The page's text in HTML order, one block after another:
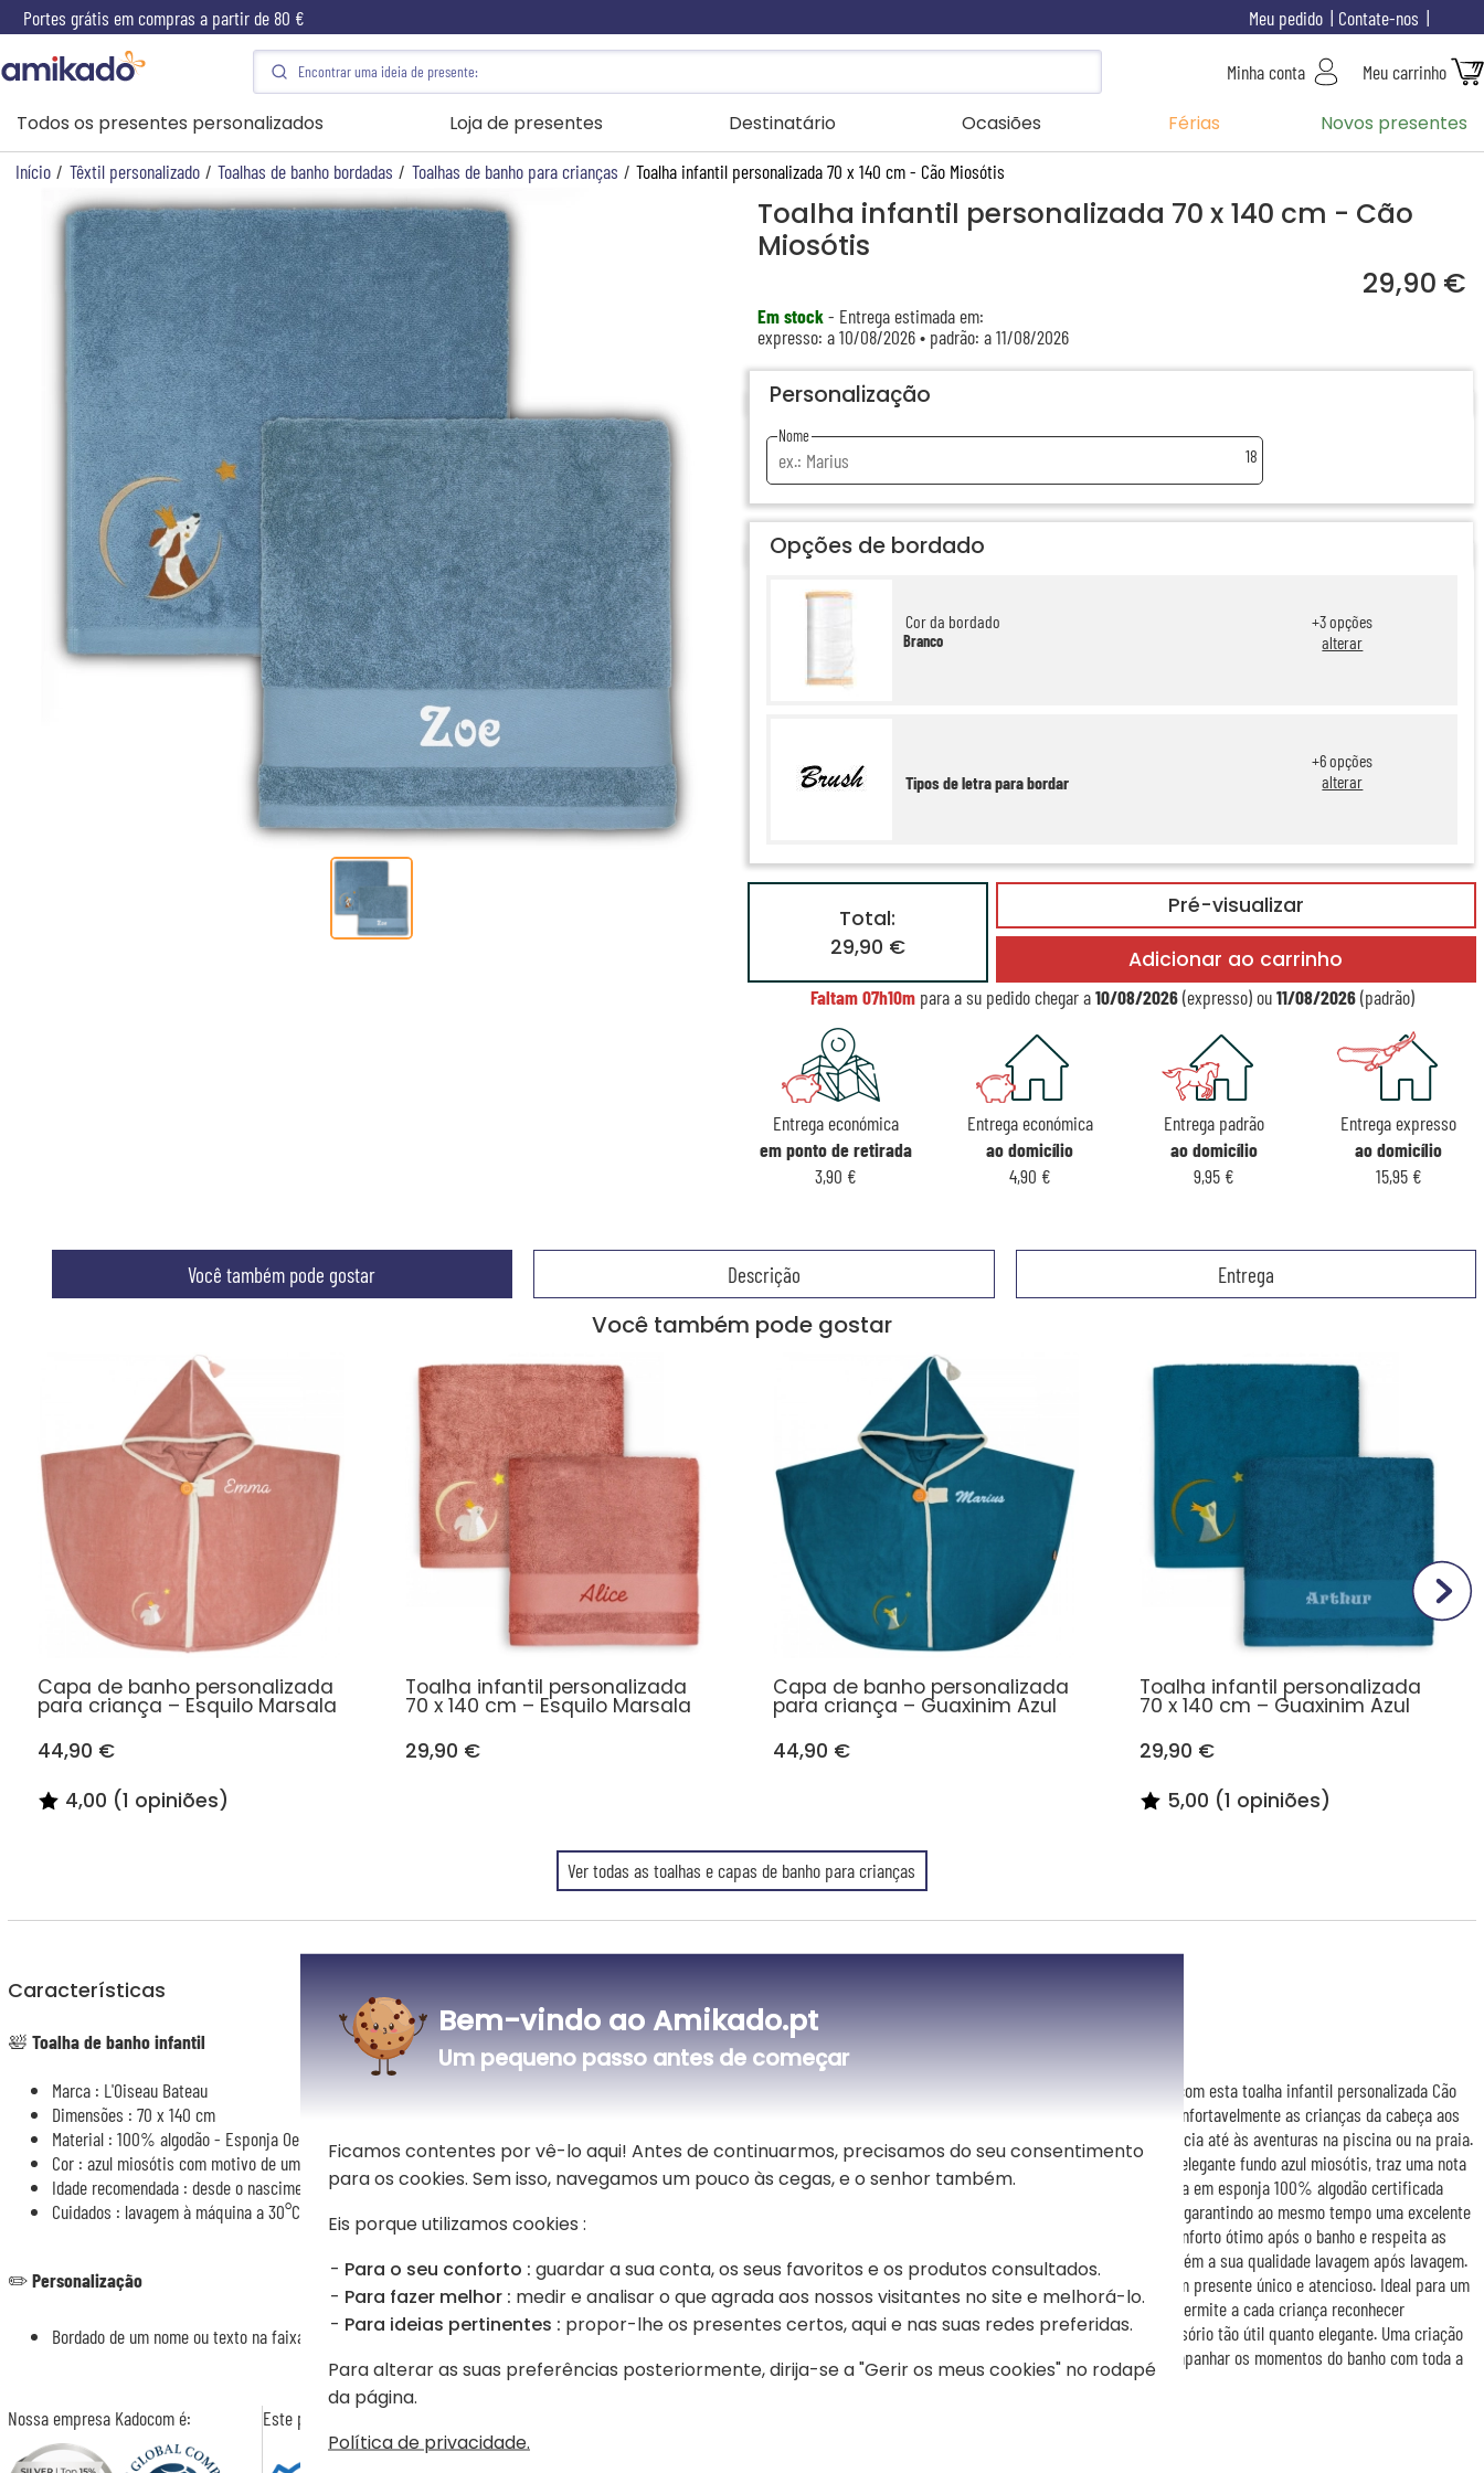
Portes grátis em compras a partir de 80 € Contate-nos
Meu pedido
Minha conta Meu carrinho
Todos os presentes personalizados Loja de presentes Destinatário Ocasiões Férias Novos presentes
Início / Têxtil personalizado / Toalhas de banho bordadas / Toalhas de banho para crianças / Toalha infantil personalizada 70 x 140 cm - Cão Miosótis
Toalha infantil personalizada 70 x 140 cm - Cão
Miosótis
29,90 €
Em stock- Entrega estimada em:
expresso: a 10/08/2026 • padrão: a 11/08/2026
Personalização
Nome
18
Opções de bordado
Cor da bordado
Branco
+3opções
alterar
Tipos de letra para bordar
+6opções
alterar
Pré-visualizar
Total:
29,90 €
Adicionar ao carrinho
Faltam07h10mpara a su pedido chegar a10/08/2026(expresso) ou11/08/2026(padrão)
Entrega económica
em ponto de retirada
3,90 €
Entrega económica
ao domicílio
4,90 €
Entrega padrão
ao domicílio
9,95 €
Entrega expresso
ao domicílio
15,95 €
Você também pode gostar Descrição Entrega
Você também pode gostar
Capa de banho personalizada
para criança – Esquilo Marsala
44,90 €
4,00 (1 opiniões)
Toalha infantil personalizada
70 x 140 cm – Esquilo Marsala
29,90 €
Capa de banho personalizada
para criança – Guaxinim Azul
44,90 €
Toalha infantil personalizada
70 x 140 cm – Guaxinim Azul
29,90 €
5,00 (1 opiniões)
Ver todas as toalhas e capas de banho para crianças
Características
🛀 Toalha de banho infantil
Marca : L'Oiseau Bateau
Dimensões : 70 x 140 cm
Material : 100% algodão - Esponja Oeko-Tex
Cor : azul miosótis com motivo de um rato bordado num canto
Idade recomendada : desde o nascimento
Cuidados : lavagem à máquina a 30°C
✏️Personalização
Bordado de um nome ou texto na faixa na parte inferior da toalha
Nossa empresa Kadocom é: Este presente é
🎁 Uma toalha de banho suave e cheia de ternura
Traga um toque de suavidade e originalidade às saídas do banho com esta toalha infantil personalizada Cão
Miosótis. Com o seu generoso formato de 70 x 140 cm, envolve confortavelmente as crianças da cabeça aos
pés e acompanha-as durante muitos anos, desde a primeira infância até às aventuras na piscina ou na praia.
O seu adorável motivo de um pequeno cão coroado, bordado num elegante fundo azul miosótis, traz uma nota
poética e refinada que encantará crianças e adultos. Confecionada em esponja 100% algodão certificada
OEKO-TEX®, esta toalha oferece um toque particularmente suave garantindo ao mesmo tempo uma excelente
capacidade de absorção. O seu peso de 450 g/m² assegura um conforto ótimo após o banho e respeita as
peles mais sensíveis. Prática no dia a dia, é fácil de tratar e mantém a sua qualidade lavagem após lavagem.
A personalização por bordado do nome transforma esta toalha num presente único e atencioso. Ideal para um
nascimento, um aniversário ou qualquer outra ocasião especial, permite a cada criança reconhecer
facilmente o seu enxoval de banho enquanto desfruta de um acessório tão útil quanto elegante. Uma criação
personalizada que alia qualidade, ternura e praticidade para acompanhar os momentos do banho com toda a
serenidade.
Bem-vindo ao Amikado.pt
Um pequeno passo antes de começar
Ficamos contentes por vê-lo aqui! Antes de continuarmos, precisamos do seu consentimento
para os cookies. Sem isso, navegamos um pouco às cegas, e o senhor também.
Eis porque utilizamos cookies :
Para o seu conforto : guardar a sua conta, os seus favoritos e os produtos consultados.
Para fazer melhor : medir e analisar o que agrada aos nossos visitantes no site e melhorá-lo.
Para ideias pertinentes : propor-lhe os presentes certos, aqui e nas suas redes preferidas.
Para alterar as suas preferências posteriormente, dirija-se a "Gerir os meus cookies" no rodapé
da página.
Política de privacidade.